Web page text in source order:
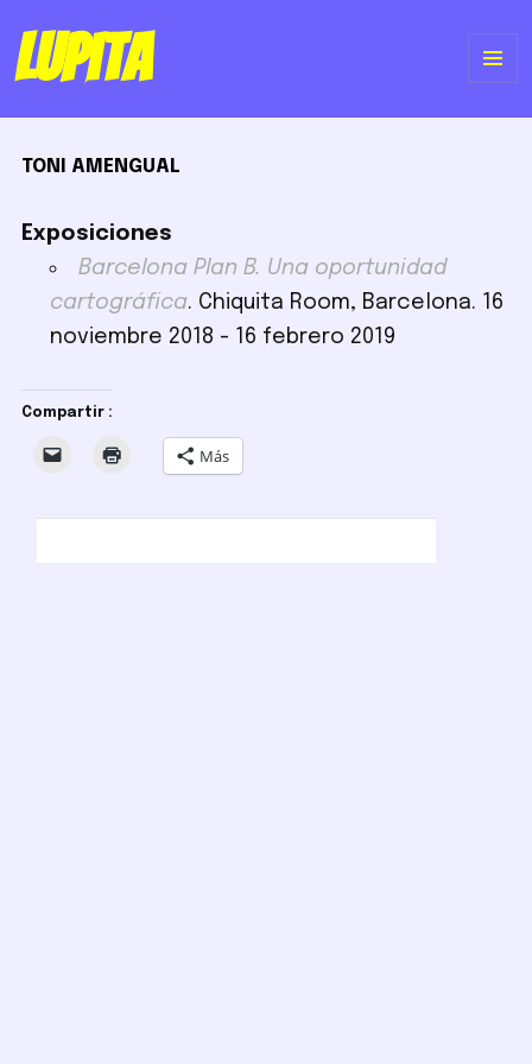
Lupita
TONI AMENGUAL
Exposiciones
Barcelona Plan B. Una oportunidad
cartográfica. Chiquita Room, Barcelona. 16
noviembre 2018 - 16 febrero 2019
Compartir :
Más